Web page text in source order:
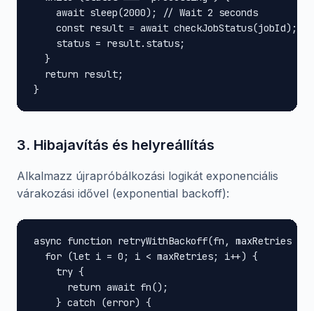
    await sleep(2000); // Wait 2 seconds
    const result = await checkJobStatus(jobId);
    status = result.status;
  }
  return result;
}
3. Hibajavítás és helyreállítás
Alkalmazz újrapróbálkozási logikát exponenciális
várakozási idővel (exponential backoff):
async function retryWithBackoff(fn, maxRetries =
  for (let i = 0; i < maxRetries; i++) {
    try {
      return await fn();
    } catch (error) {